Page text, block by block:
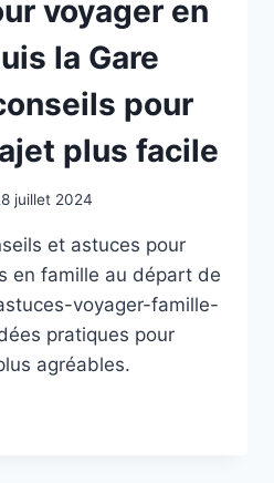
voyager en
la Gare
pour
plus facile
juillet 2024
et astuces pour
en famille au départ de
voyager-famille-
pratiques pour
agréables.